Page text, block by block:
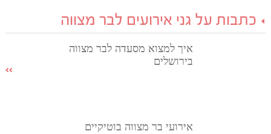
כתבות על גני אירועים לבר מצווה
איך למצוא מסעדה לבר מצווה
בירושלים
אירועי בר מצווה בוטיקיים